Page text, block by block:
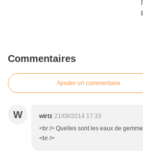
Commentaires
Ajouter un commentaire
W wirtz 21/08/2014 17:33
<br /> Quelles sont les eaux de
<br />